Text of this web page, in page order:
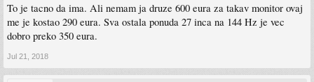
To je tacno da ima. Ali nemam ja druze 600 eura za takav monitor ovaj
me je kostao 290 eura. Sva ostala ponuda 27 inca na 144 Hz je vec
dobro preko 350 eura.
Jul 21, 2018